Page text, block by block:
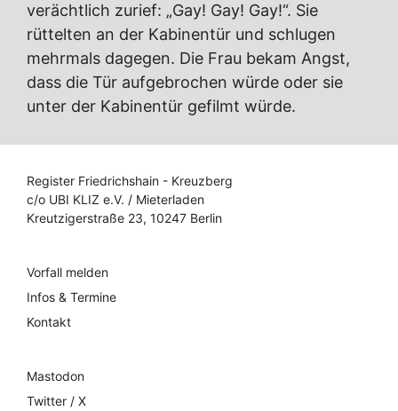
verächtlich zurief: „Gay! Gay! Gay!“. Sie
rüttelten an der Kabinentür und schlugen
mehrmals dagegen. Die Frau bekam Angst,
dass die Tür aufgebrochen würde oder sie
unter der Kabinentür gefilmt würde.
Register Friedrichshain - Kreuzberg
c/o UBI KLIZ e.V. / Mieterladen
Kreutzigerstraße 23, 10247 Berlin
Vorfall melden
Infos & Termine
Kontakt
Mastodon
Twitter / X